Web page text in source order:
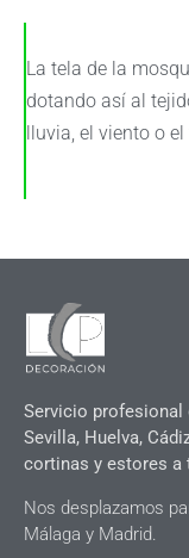
La tela de la
dotando así al
lluvia, el viento o
Servicio profesional
Sevilla, Huelva,
cortinas y estores a
Nos desplazamos
Málaga y Madrid.